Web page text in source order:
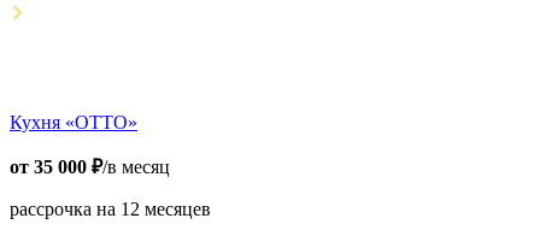
Кухня «ОТТО»
от 35 000 ₽/в месяц
рассрочка на 12 месяцев